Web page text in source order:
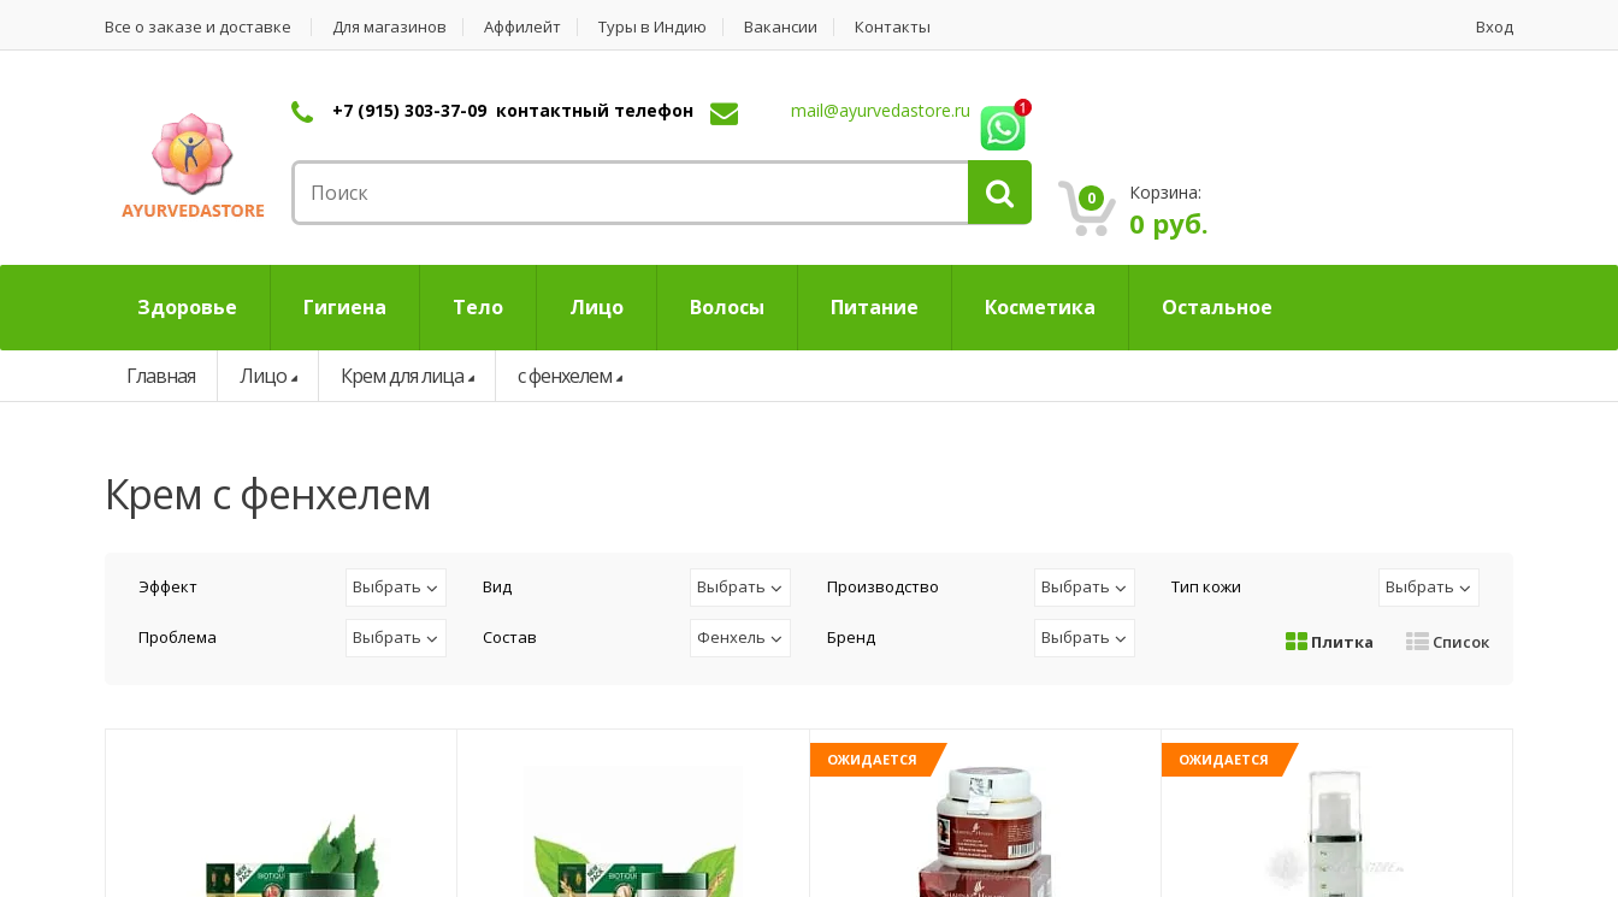
Все о заказе и доставке Для магазинов Аффилейт Туры в Индию Вакансии Контакты Вход
+7 (915) 303-37-09 контактный телефон mail@ayurvedastore.ru
0 Корзина:
0 руб.
Здоровье Гигиена Тело Лицо Волосы Питание Косметика Остальное
Главная Лицо Крем для лица с фенхелем
крем с фенхелем
Эффект Выбрать Вид Выбрать Производство Выбрать Тип кожи Выбрать
Проблема Выбрать Состав Фенхель Бренд Выбрать Плитка Список
ОЖИДАЕТСЯ ОЖИДАЕТСЯ